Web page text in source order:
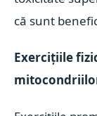
că sunt
Exercițiile